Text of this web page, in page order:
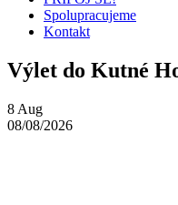
Spolupracujeme
Kontakt
Výlet do Kutné
8 Aug
08/08/2026